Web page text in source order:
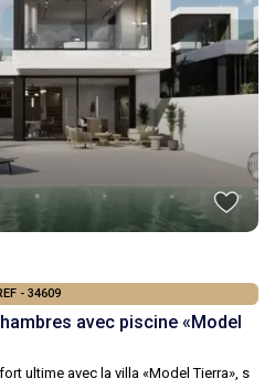
- 34609
avec piscine «Model
ultime avec la villa «Model Tierra», s